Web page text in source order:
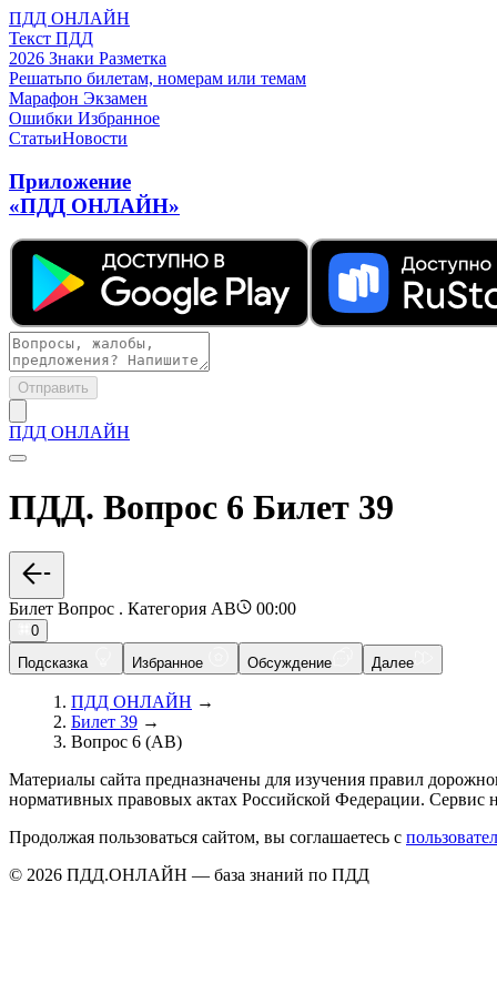
ПДД ОНЛАЙН
Текст ПДД
2026 Знаки Разметка
Решатьпо билетам, номерам или темам
Марафон Экзамен
Ошибки Избранное
СтатьиНовости
Приложение
«ПДД ОНЛАЙН»
Отправить
ПДД ОНЛАЙН
ПДД. Вопрос 6 Билет 39
Билет Вопрос . Категория AB 00:00
0
Подсказка
Избранное Обсуждение Далее
ПДД ОНЛАЙН →
Билет 39 →
Вопрос 6 (AB)
Материалы сайта предназначены для изучения правил
нормативных правовых актах Российской Федерации. Сервис
Продолжая пользоваться сайтом, вы соглашаетесь с
© 2026 ПДД.ОНЛАЙН — база знаний по ПДД